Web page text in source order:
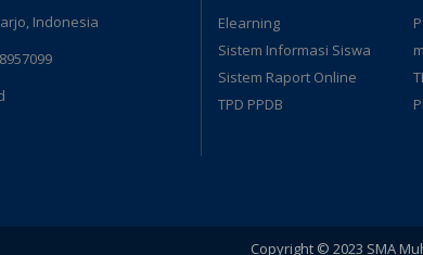
Indonesia
Elearning
Sistem Informasi Siswa
Sistem Raport Online
TPD PPDB
Copyright © 2023 SMA